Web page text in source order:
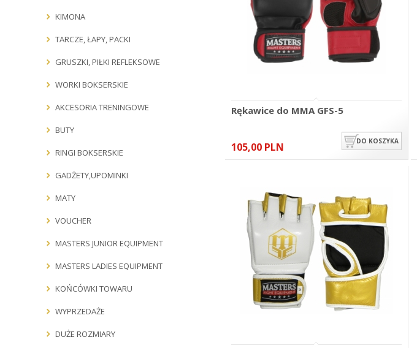
KIMONA
TARCZE, ŁAPY, PACKI
GRUSZKI, PIŁKI REFLEKSOWE
WORKI BOKSERSKIE
AKCESORIA TRENINGOWE
BUTY
RINGI BOKSERSKIE
GADŻETY,UPOMINKI
MATY
VOUCHER
MASTERS JUNIOR EQUIPMENT
MASTERS LADIES EQUIPMENT
KOŃCÓWKI TOWARU
WYPRZEDAŻE
DUŻE ROZMIARY
Rękawice do MMA GFS-5
105,00 PLN DO KOSZYKA